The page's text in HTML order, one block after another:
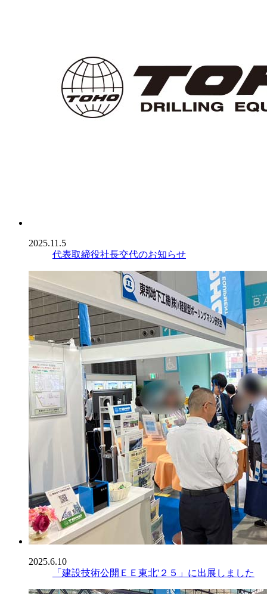
2025.11.5
代表取締役社長交代のお知らせ
2025.6.10
「建設技術公開ＥＥ東北'２５」に出展しました